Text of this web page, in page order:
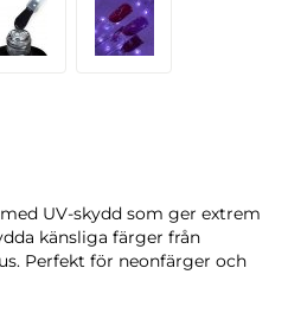
UV-skydd som ger extrem
känsliga färger från
Perfekt för neonfärger och